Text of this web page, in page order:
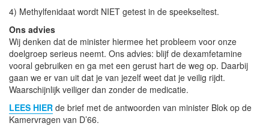
4) Methylfenidaat wordt NIET getest in de speekseltest.
Ons advies
Wij denken dat de minister hiermee het probleem voor onze
doelgroep serieus neemt. Ons advies: blijf de dexamfetamine
vooral gebruiken en ga met een gerust hart de weg op. Daarbij
gaan we er van uit dat je van jezelf weet dat je veilig rijdt.
Waarschijnlijk veiliger dan zonder de medicatie.
LEES HIER de brief met de antwoorden van minister Blok op de
Kamervragen van D’66.